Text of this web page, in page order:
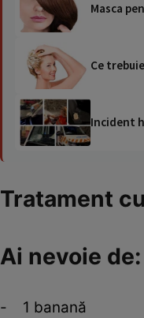
Masca
Ce
Incident
Tratament
Ai nevoie de:
- 1 banană